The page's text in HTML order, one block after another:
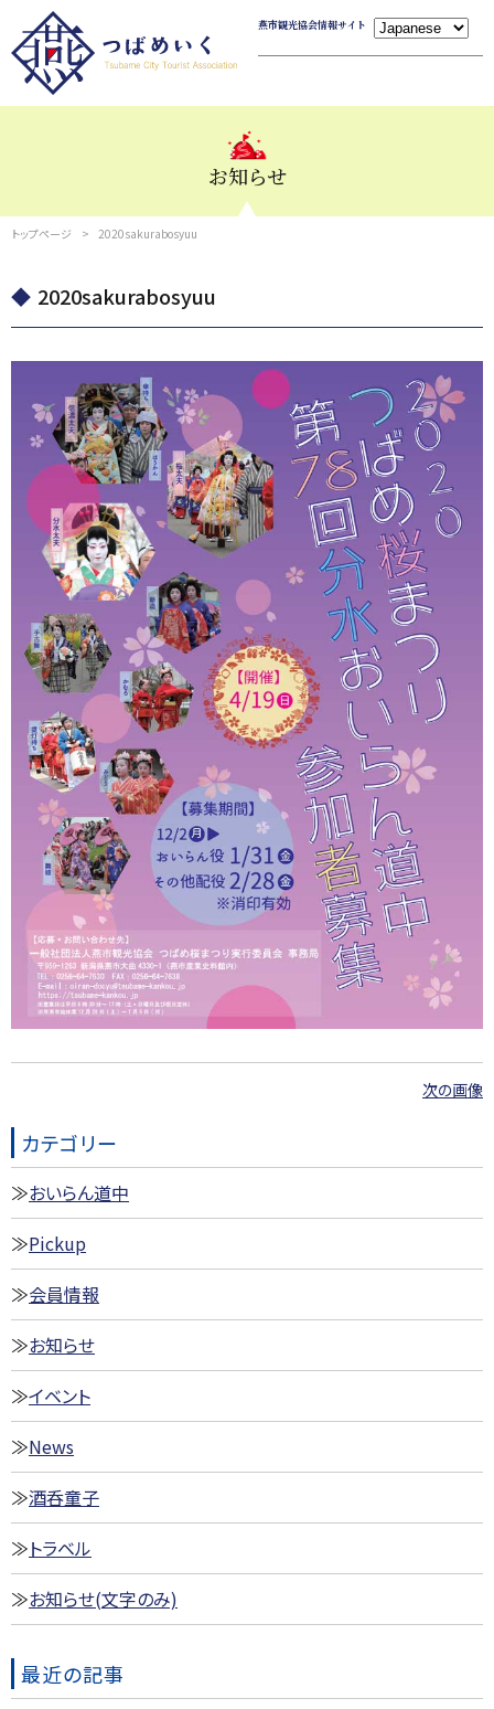
燕市観光協会情報サイト
お知らせ
トップページ 2020sakurabosyuu
2020sakurabosyuu
次の画像
カテゴリー
おいらん道中
Pickup
会員情報
お知らせ
イベント
News
酒呑童子
トラベル
お知らせ(文字のみ)
最近の記事